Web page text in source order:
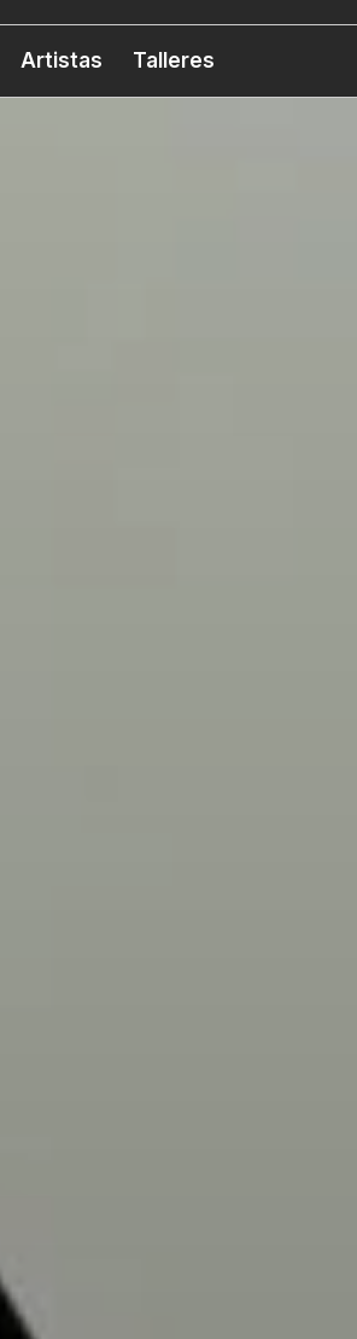
Artistas Talleres